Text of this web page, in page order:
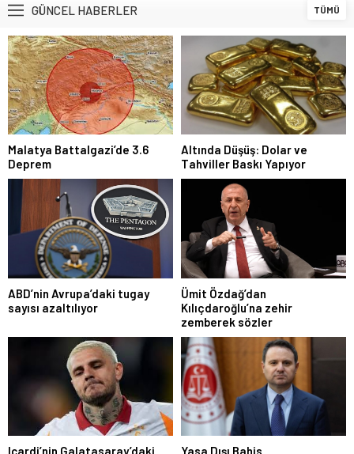
GÜNCEL HABERLER TÜMÜ
Malatya Battalgazi’de 3.6
Deprem
Altında Düşüş: Dolar ve
Tahviller Baskı Yapıyor
ABD’nin Avrupa’daki tugay
sayısı azaltılıyor
Ümit Özdağ’dan
Kılıçdaroğlu’na zehir
zemberek sözler
Icardi’nin Galatasaray’daki Yasa Dışı Bahis